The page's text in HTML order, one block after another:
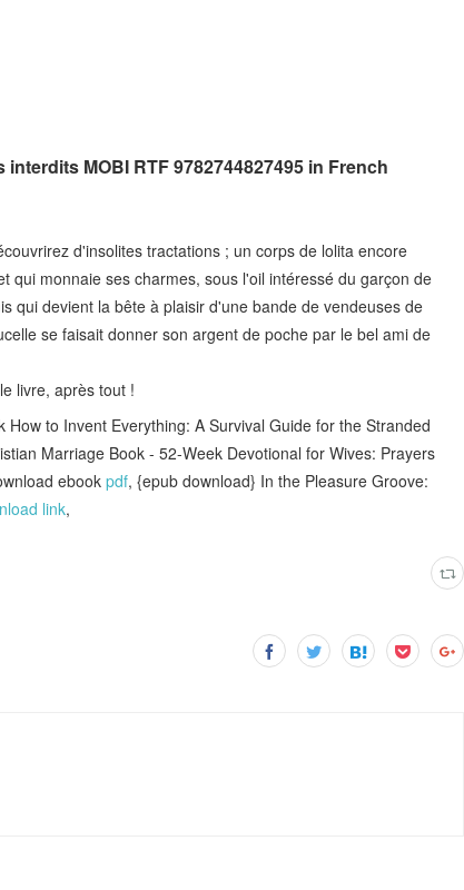
MOBI RTF 9782744827495 in French
d'insolites tractations ; un corps de lolita encore
qui monnaie ses charmes, sous l'oil intéressé du garçon de
qui devient la bête à plaisir d'une bande de vendeuses de
se faisait donner son argent de poche par le bel ami de
livre, après tout !
to Invent Everything: A Survival Guide for the Stranded
Marriage Book - 52-Week Devotional for Wives: Prayers
ebook pdf, {epub download} In the Pleasure Groove:
link,